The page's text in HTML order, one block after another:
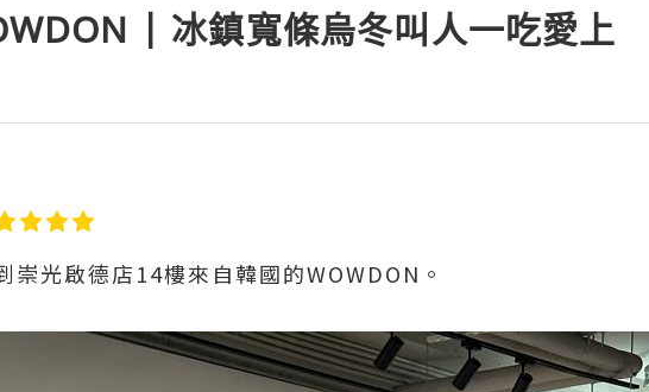
| 冰鎮寬條烏冬叫人一吃愛上
崇光啟德店14樓來自韓國的WOWDON。